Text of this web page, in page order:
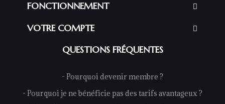
FONCTIONNEMENT
VOTRE COMPTE
QUESTIONS FRÉQUENTES
- Pourquoi devenir membre ?
- Pourquoi je ne bénéficie pas des tarifs avantageux ?